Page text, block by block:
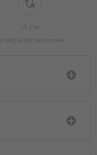
14 zile
de returnare